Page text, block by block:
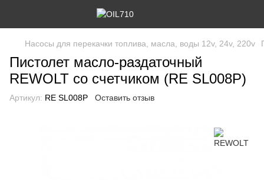
Насосы для перекачки топлива, масла, воды 12v, 24v, 220v
Пистолет масло-раздаточный
REWOLT со счетчиком (RE SL008P)
Артикул: RE SL008P Оставить отзыв